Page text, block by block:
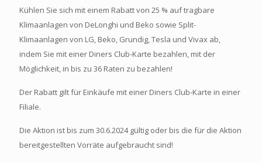
Kühlen Sie sich mit einem Rabatt von 25 % auf tragbare
Klimaanlagen von DeLonghi und Beko sowie Split-
Klimaanlagen von LG, Beko, Grundig, Tesla und Vivax ab,
indem Sie mit einer Diners Club-Karte bezahlen, mit der
Möglichkeit, in bis zu 36 Raten zu bezahlen!
Der Rabatt gilt für Einkäufe mit einer Diners Club-Karte in einer
Filiale.
Die Aktion ist bis zum 30.6.2024 gültig oder bis die für die Aktion
bereitgestellten Vorräte aufgebraucht sind!